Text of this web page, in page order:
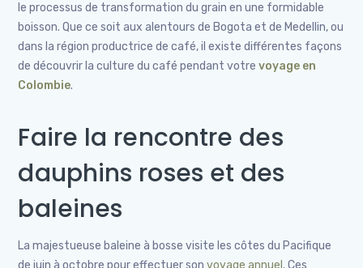
le processus de transformation du grain en une formidable
boisson. Que ce soit aux alentours de Bogota et de Medellin, ou
dans la région productrice de café, il existe différentes façons
de découvrir la culture du café pendant votrevoyage en
Colombie.
Faire la rencontre des
dauphins roses et des
baleines
La majestueuse baleine à bosse visite les côtes du Pacifique